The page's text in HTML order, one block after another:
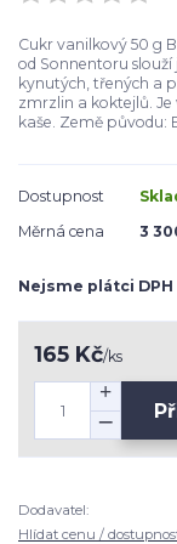
Cukr vanilkový 50 g
od Sonnentoru
kynutých, třených a
zmrzlin a koktejlů.
kaše. Země původu:
Dostupnost
Měrná cena
3
Nejsme plátci DPH
165 Kč/ks
Dodavatel:
Hlídat cenu /